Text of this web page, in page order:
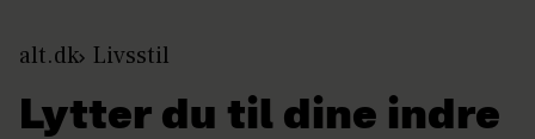
alt.dk Livsstil
Lytter du til dine indre